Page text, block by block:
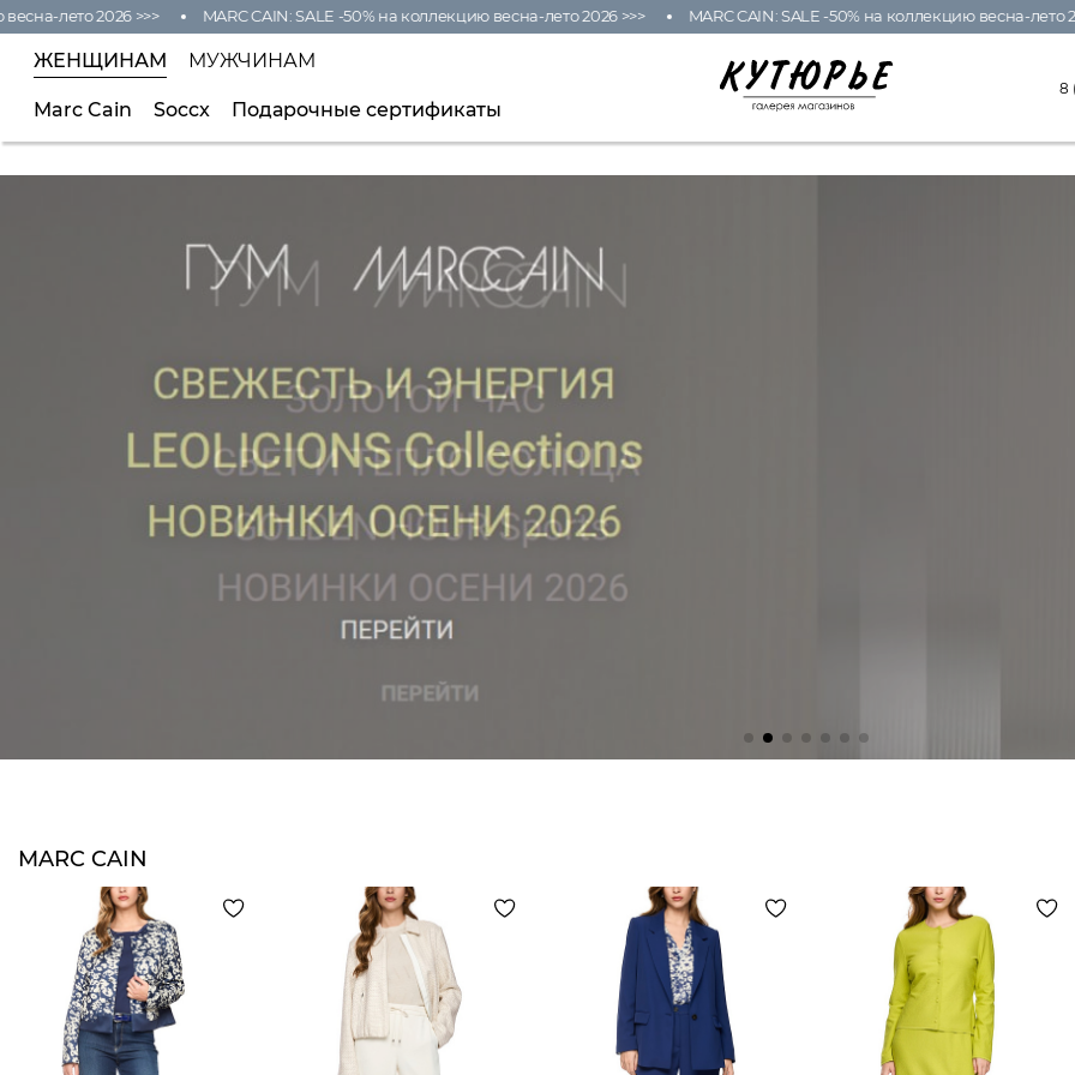
лето 2026 >>> MARC CAIN: SALE -50% на коллекцию весна-лето 2026 >>> MARC CAIN: SALE -50% на коллекцию весна-лето
ЖЕНЩИНАМ МУЖЧИНАМ
Marc Cain Soccx Подарочные сертификаты
8
MARC CAIN